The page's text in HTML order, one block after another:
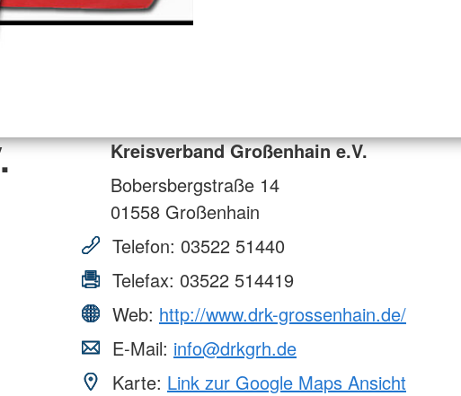
Kreisverband Großenhain e.V.
Bobersbergstraße 14
01558 Großenhain
Telefon: 03522 51440
Telefax: 03522 514419
Web: http://www.drk-grossenhain.de/
E-Mail: info@drkgrh.de
Karte: Link zur Google Maps Ansicht